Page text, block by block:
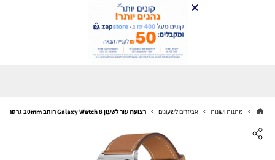
מתנות ושונות אביזרים לשעונים רצועת עור לשעון Galaxy Watch 8 רוחב 20mm גרסה צרה אבזם כפול Brown